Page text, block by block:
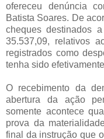
ofereceu denúncia
Batista Soares. De
cheques destinados
35.537,09, relativos
registrados como
tenha sido
O recebimento da
abertura da ação
somente acontece
prova da
final da instrução que